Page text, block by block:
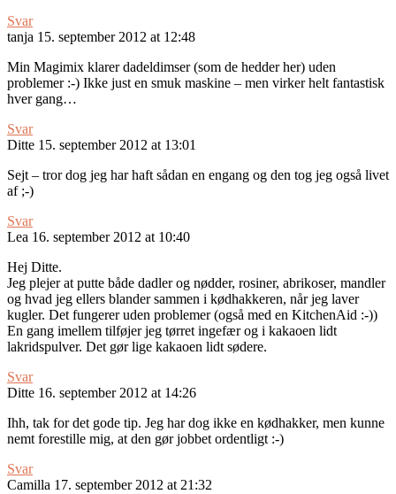
Svar
tanja 15. september 2012 at 12:48
Min Magimix klarer dadeldimser (som de hedder her) uden
problemer :-) Ikke just en smuk maskine – men virker helt fantastisk
hver gang…
Svar
Ditte 15. september 2012 at 13:01
Sejt – tror dog jeg har haft sådan en engang og den tog jeg også livet
af ;-)
Svar
Lea 16. september 2012 at 10:40
Hej Ditte.
Jeg plejer at putte både dadler og nødder, rosiner, abrikoser, mandler
og hvad jeg ellers blander sammen i kødhakkeren, når jeg laver
kugler. Det fungerer uden problemer (også med en KitchenAid :-))
En gang imellem tilføjer jeg tørret ingefær og i kakaoen lidt
lakridspulver. Det gør lige kakaoen lidt sødere.
Svar
Ditte 16. september 2012 at 14:26
Ihh, tak for det gode tip. Jeg har dog ikke en kødhakker, men kunne
nemt forestille mig, at den gør jobbet ordentligt :-)
Svar
Camilla 17. september 2012 at 21:32